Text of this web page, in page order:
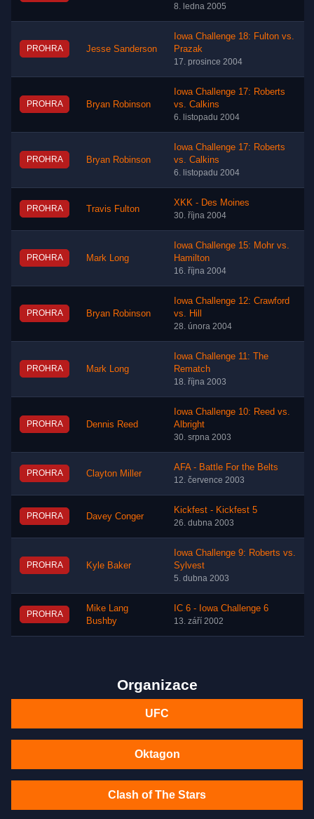
8. ledna 2005
PROHRA Jesse Sanderson
Iowa Challenge 18: Fulton vs.
Prazak
17. prosince 2004
PROHRA Bryan Robinson
Iowa Challenge 17: Roberts
vs. Calkins
6. listopadu 2004
PROHRA Bryan Robinson
Iowa Challenge 17: Roberts
vs. Calkins
6. listopadu 2004
PROHRA Travis Fulton
XKK - Des Moines
30. října 2004
PROHRA Mark Long
Iowa Challenge 15: Mohr vs.
Hamilton
16. října 2004
PROHRA Bryan Robinson
Iowa Challenge 12: Crawford
vs. Hill
28. února 2004
PROHRA Mark Long
Iowa Challenge 11: The
Rematch
18. října 2003
PROHRA Dennis Reed
Iowa Challenge 10: Reed vs.
Albright
30. srpna 2003
PROHRA Clayton Miller
AFA - Battle For the Belts
12. července 2003
PROHRA Davey Conger
Kickfest - Kickfest 5
26. dubna 2003
PROHRA Kyle Baker
Iowa Challenge 9: Roberts vs.
Sylvest
5. dubna 2003
PROHRA
Mike Lang
Bushby
IC 6 - Iowa Challenge 6
13. září 2002
Organizace
UFC
Oktagon
Clash of The Stars